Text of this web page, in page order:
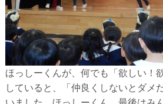
ほっしーくんが、何でも「欲しい！
していると、「仲良くしないとダメ